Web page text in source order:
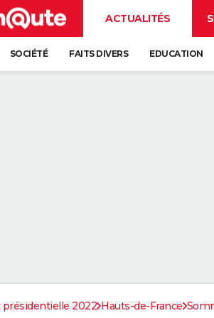
ACTUALITÉS
SOCIÉTÉ FAITS DIVERS EDUCATION
présidentielle 2022 Hauts-de-France